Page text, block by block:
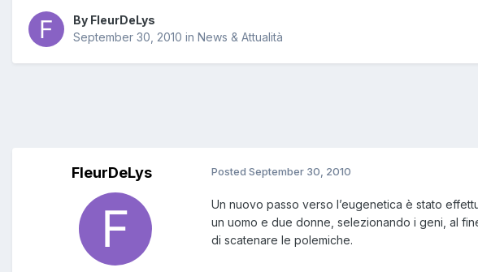
By FleurDeLys
September 30, 2010 in News & Attualità
FleurDeLys Posted September 30, 2010
Un nuovo passo verso l’eugenetica è stato
un uomo e due donne, selezionando i geni, al
di scatenare le polemiche.